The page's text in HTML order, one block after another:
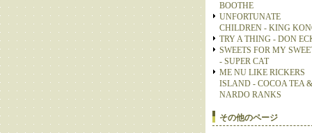
BOOTHE
UNFORTUNATE
CHILDREN - KING
TRY A THING - DON
SWEETS FOR MY
- SUPER CAT
ME NU LIKE RICKERS
ISLAND - COCOA TEA &
NARDO RANKS
その他のページ